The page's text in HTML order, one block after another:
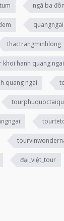
ngã ba
thactrangminhlong
khoi hanh quang ngai
quang ngai
đại_việt_tour